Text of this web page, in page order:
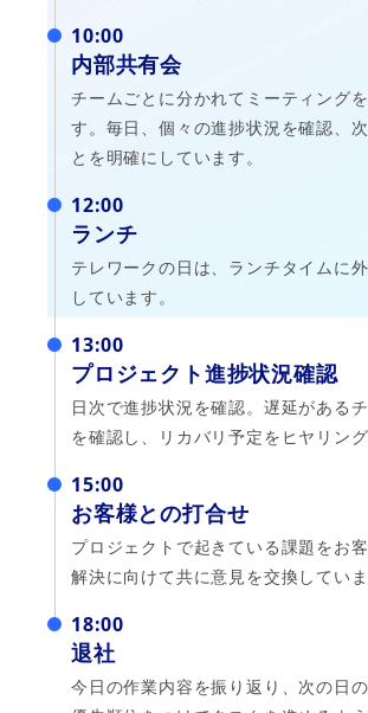
10:00
内部共有会
チームごとに分かれてミーティング
す。毎日、個々の進捗状況を確認、
とを明確にしています。
12:00
ランチ
テレワークの日は、ランチタイムに
しています。
13:00
プロジェクト進捗状況確認
日次で進捗状況を確認。遅延がある
を確認し、リカバリ予定をヒヤリング
15:00
お客様との打合せ
プロジェクトで起きている課題をお客
解決に向けて共に意見を交換していま
18:00
退社
今日の作業内容を振り返り、次の日の